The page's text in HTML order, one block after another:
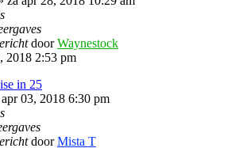
doorWaynestock
2018 2:53 pm
in 25
03, 2018 6:30 pm
doorMista T